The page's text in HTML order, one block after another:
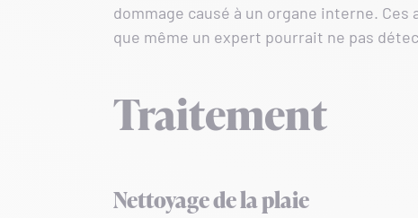
dommage causé à un organe interne.
que même un expert pourrait ne pas
Traitement
Nettoyage de la plaie